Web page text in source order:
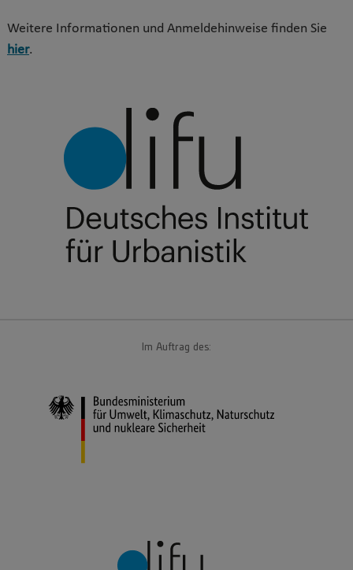
Weitere Informationen und Anmeldehinweise finden Sie
hier.
Im Auftrag des: